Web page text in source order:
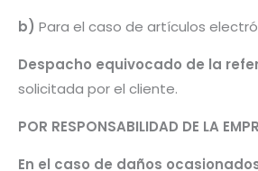
b) Para el caso de artículos
Despacho equivocado de la
solicitada por el cliente.
POR RESPONSABILIDAD DE LA
En el caso de daños